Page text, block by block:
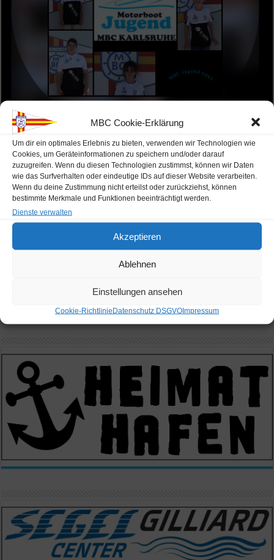
MBC Cookie-Erklärung
Um dir ein optimales Erlebnis zu bieten, verwenden wir Technologien wie
Cookies, um Geräteinformationen zu speichern und/oder darauf
zuzugreifen. Wenn du diesen Technologien zustimmst, können wir Daten
wie das Surfverhalten oder eindeutige IDs auf dieser Website verarbeiten.
Wenn du deine Zustimmung nicht erteilst oder zurückziehst, können
bestimmte Merkmale und Funktionen beeinträchtigt werden.
Dienste verwalten
Akzeptieren
Ablehnen
Einstellungen ansehen
Cookie-RichtlinieDatenschutz DSGVOImpressum
Unsere Sponsoren der Jugend